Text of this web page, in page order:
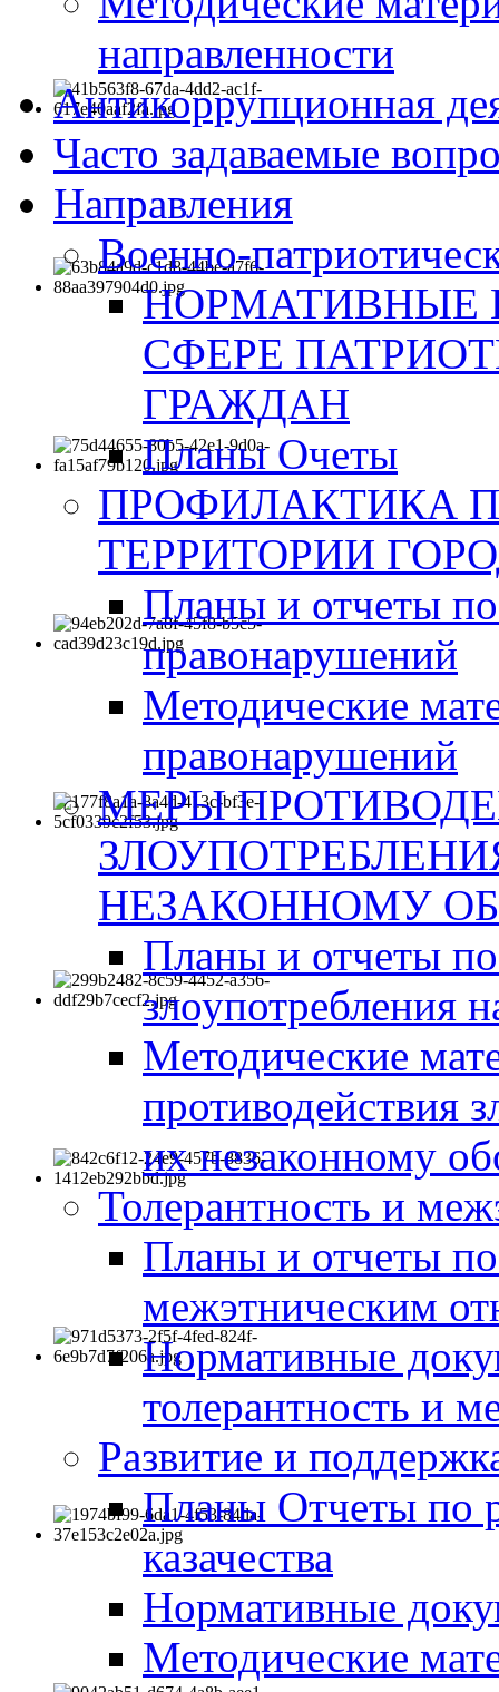
направленности
Антикоррупционная
Часто задаваемые
Направления
Военно-
НОРМАТИВНЫЕ
СФЕРЕ
ГРАЖДАН
Планы Очеты
ПРОФИЛАКТИКА
ТЕРРИТОРИИ
Планы и отчеты
правонарушений
Методические
правонарушений
МЕРЫ
НЕЗАКОННОМУ
Планы и отчеты
злоупотребления
Методические
противодействия
их незаконному
Толерантность и
Планы и отчеты
межэтническим
Нормативные
толерантность и
Развитие и
Планы Отчеты по
казачества
Нормативные
Методические